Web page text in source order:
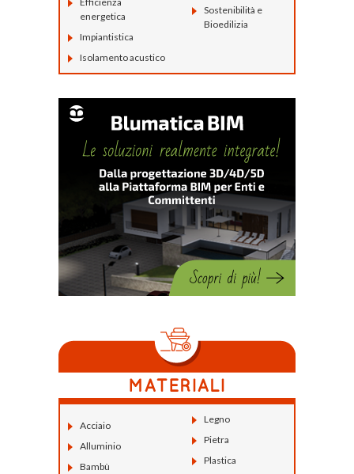
energetica
Impiantistica
Isolamento acustico
Sostenibilità e
Bioedilizia
Acciaio
Alluminio
Bambù
Legno
Pietra
Plastica